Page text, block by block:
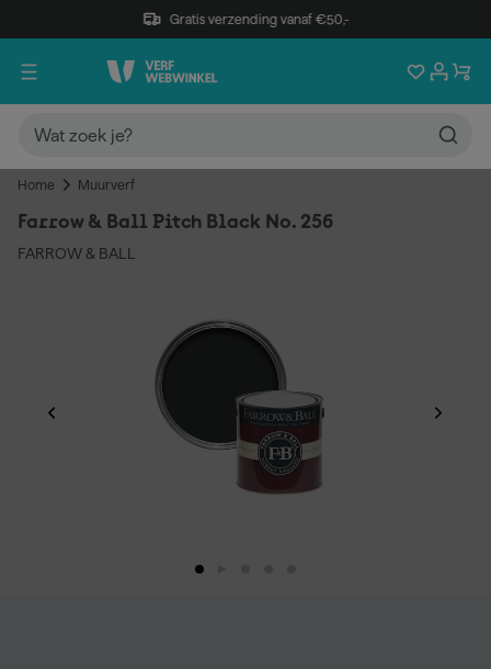
Gratis verzending vanaf €50,-
Home Muurverf
Farrow & Ball Pitch Black No. 256
FARROW & BALL